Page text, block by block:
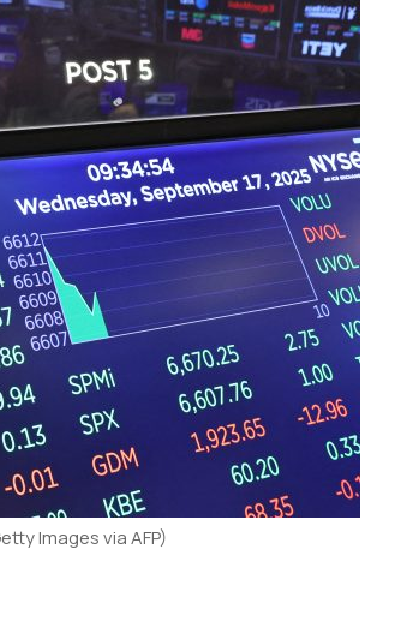
Images via AFP)